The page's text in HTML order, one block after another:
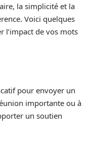
la simplicité et la
Voici quelques
l’impact de vos mots
pour envoyer un
importante ou à
un soutien